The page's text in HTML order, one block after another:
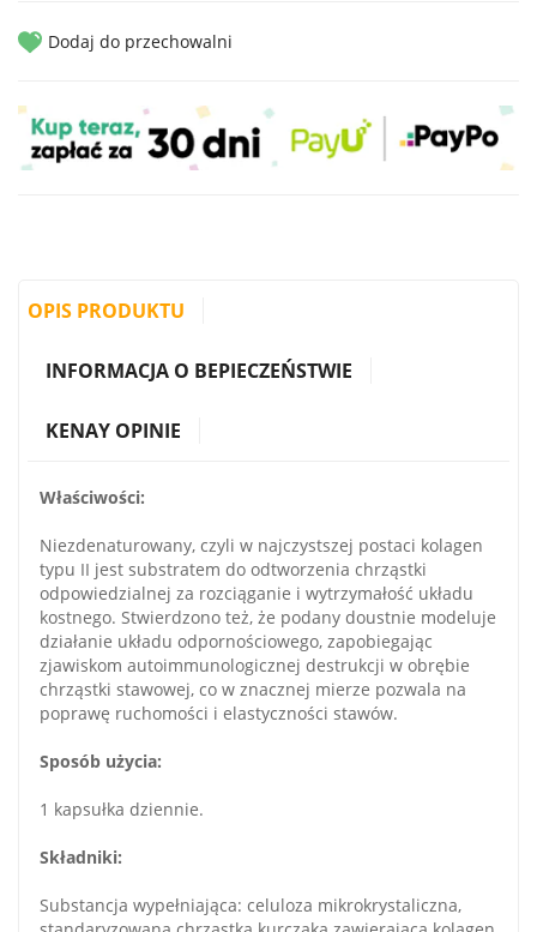
Dodaj do przechowalni
OPIS PRODUKTU
INFORMACJA O BEPIECZEŃSTWIE
KENAY OPINIE
Właściwości:
Niezdenaturowany, czyli w najczystszej postaci kolagen
typu II jest substratem do odtworzenia chrząstki
odpowiedzialnej za rozciąganie i wytrzymałość układu
kostnego. Stwierdzono też, że podany doustnie modeluje
działanie układu odpornościowego, zapobiegając
zjawiskom autoimmunologicznej destrukcji w obrębie
chrząstki stawowej, co w znacznej mierze pozwala na
poprawę ruchomości i elastyczności stawów.
Sposób użycia:
1 kapsułka dziennie.
Składniki:
Substancja wypełniająca: celuloza mikrokrystaliczna,